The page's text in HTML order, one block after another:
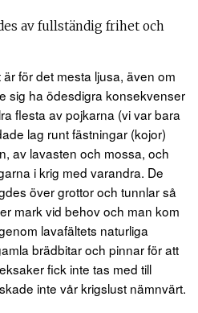
av fullständig frihet och
för det mesta ljusa, även om
sig ha ödesdigra konsekvenser
flesta av pojkarna (vi var bara
lag runt fästningar (kojor)
av lavasten och mossa, och
i krig med varandra. De
över grottor och tunnlar så
mark vid behov och man kom
lavafältets naturliga
brädbitar och pinnar för att
fick inte tas med till
inte vår krigslust nämnvärt.